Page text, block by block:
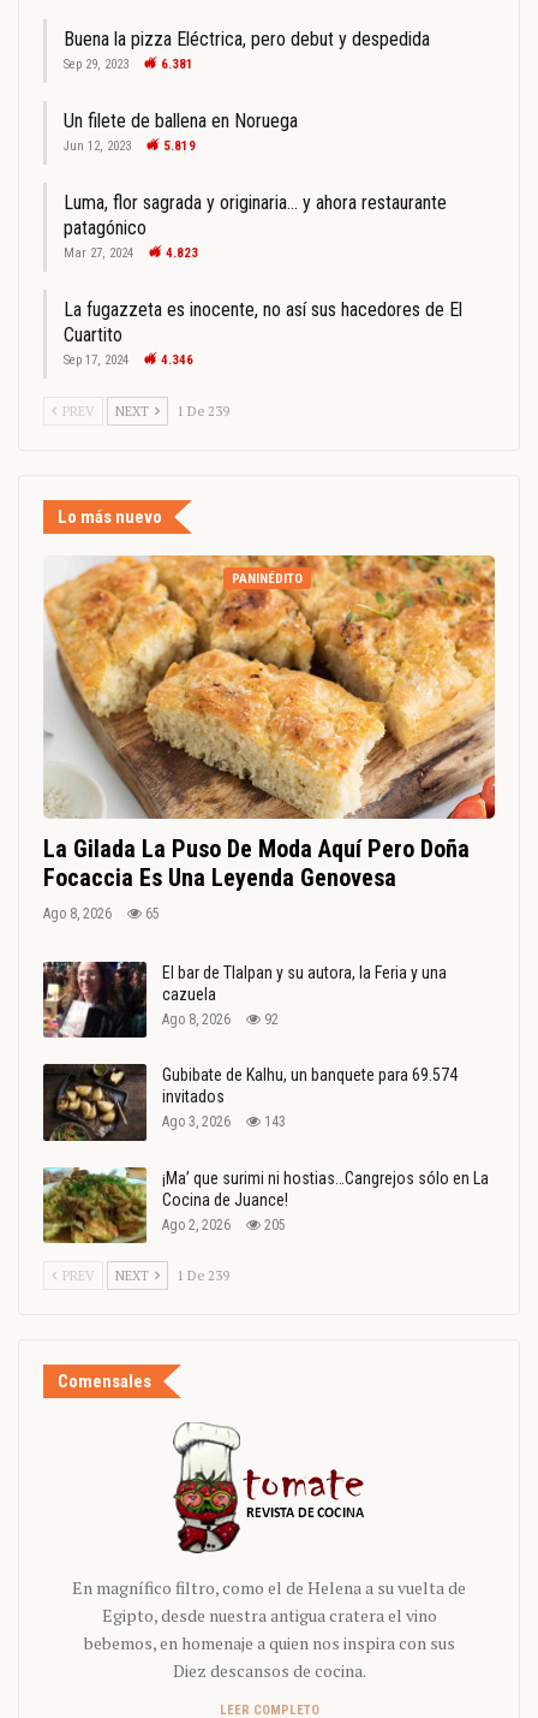
Buena la pizza Eléctrica, pero debut y despedida
Sep 29, 2023 6.381
Un filete de ballena en Noruega
Jun 12, 2023 5.819
Luma, flor sagrada y originaria… y ahora restaurante
patagónico
Mar 27, 2024 4.823
La fugazzeta es inocente, no así sus hacedores de El
Cuartito
Sep 17, 2024 4.346
PREV NEXT 1 De 239
Lo más nuevo
PANINÉDITO
La Gilada La Puso De Moda Aquí Pero Doña
Focaccia Es Una Leyenda Genovesa
Ago 8, 2026 65
El bar de Tlalpan y su autora, la Feria y una
cazuela
Ago 8, 2026 92
Gubibate de Kalhu, un banquete para 69.574
invitados
Ago 3, 2026 143
¡Ma’ que surimi ni hostias…Cangrejos sólo en La
Cocina de Juance!
Ago 2, 2026 205
PREV NEXT 1 De 239
Comensales
En magnífico filtro, como el de Helena a su vuelta de
Egipto, desde nuestra antigua cratera el vino
bebemos, en homenaje a quien nos inspira con sus
Diez descansos de cocina.
LEER COMPLETO